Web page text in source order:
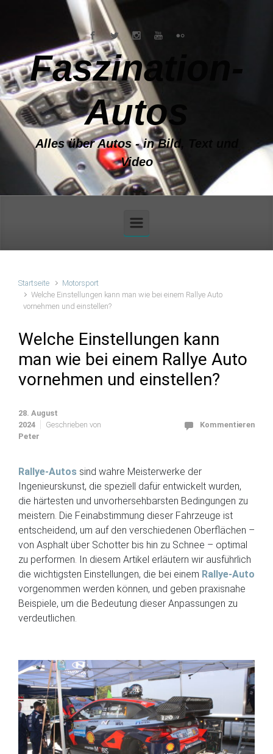
Zum Hauptinhalt springen
Faszination-
Autos
Alles über Autos - in Bild, Text und
Video
Startseite
Motorsport
Welche Einstellungen kann man wie bei einem Rallye Auto
vornehmen und einstellen?
Welche Einstellungen kann
man wie bei einem Rallye Auto
vornehmen und einstellen?
28. August
2024
Geschrieben von
Peter
Kommentieren
Rallye-Autos sind wahre Meisterwerke der
Ingenieurskunst, die speziell dafür entwickelt wurden,
die härtesten und unvorhersehbarsten Bedingungen zu
meistern. Die Feinabstimmung dieser Fahrzeuge ist
entscheidend, um auf den verschiedenen Oberflächen –
von Asphalt über Schotter bis hin zu Schnee – optimal
zu performen. In diesem Artikel erläutern wir ausführlich
die wichtigsten Einstellungen, die bei einem Rallye-Auto
vorgenommen werden können, und geben praxisnahe
Beispiele, um die Bedeutung dieser Anpassungen zu
verdeutlichen.